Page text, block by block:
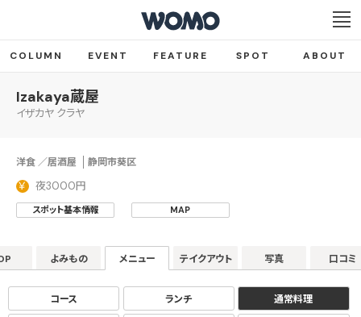
COLUMN EVENT FEATURE SPOT ABOUT
Izakaya蔵屋
イザカヤ クラヤ
洋食 ／居酒屋 静岡市葵区
夜3000円
スポット基本情報 MAP
よみもの メニュー テイクアウト 写真 口コミ
コース ランチ 通常料理